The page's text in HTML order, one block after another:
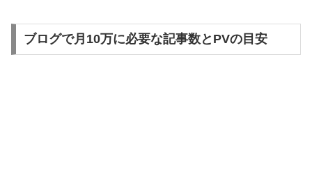
ブログで月10万に必要な記事数とPVの目安